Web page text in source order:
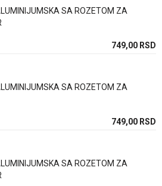
koliko je 6 - 1 :
SA ROZETOM ZA
749,00 RSD
SA ROZETOM ZA
749,00 RSD
SA ROZETOM ZA